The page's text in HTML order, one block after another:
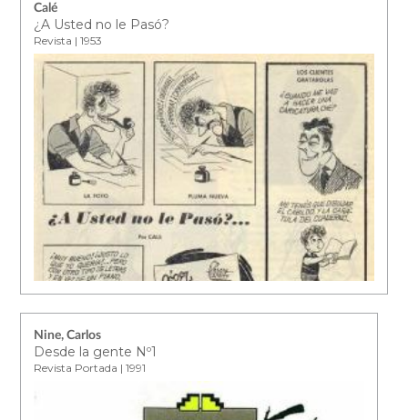
Calé
¿A Usted no le Pasó?
Revista | 1953
Nine, Carlos
Desde la gente Nº1
Revista Portada | 1991